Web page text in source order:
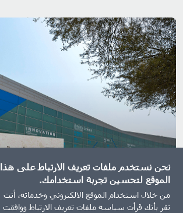
نحن نستخدم ملفات تعريف الارتباط على هذا
الموقع لتحسين تجربة استخدامك.
من خلال استخدام الموقع الالكتروني وخدماته، أنت
تقر بأنك قرأت سياسة ملفات تعريف الارتباط ووافقت